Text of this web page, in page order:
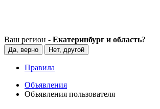
Ваш регион - Екатеринбург и область?
Да, верно Нет, другой
Правила
Объявления
Объявления пользователя